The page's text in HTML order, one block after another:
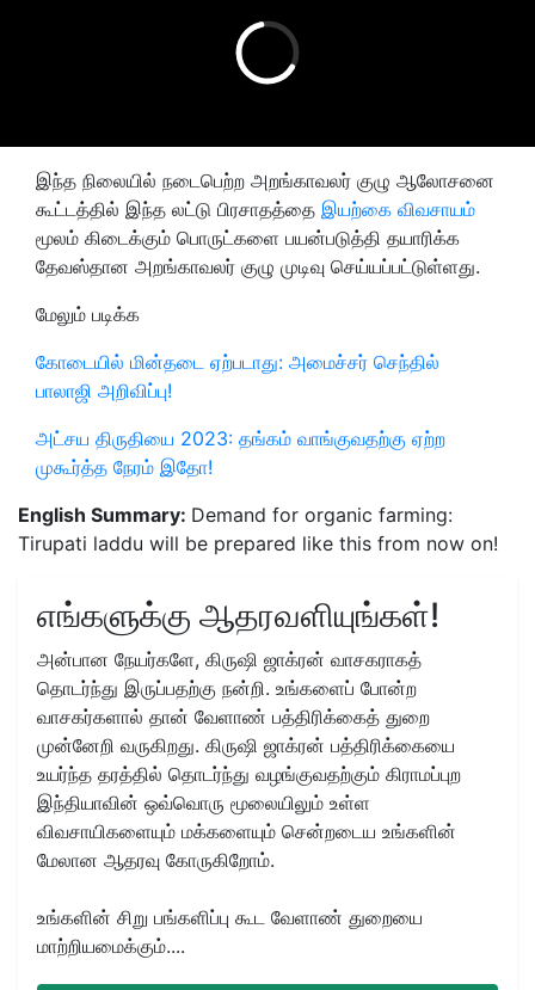
இந்த நிலையில் நடைபெற்ற அறங்காவலர் குழு ஆலோசனை
கூட்டத்தில் இந்த லட்டு பிரசாதத்தை இயற்கை விவசாயம்
மூலம் கிடைக்கும் பொருட்களை பயன்படுத்தி தயாரிக்க
தேவஸ்தான அறங்காவலர் குழு முடிவு செய்யப்பட்டுள்ளது.
மேலும் படிக்க
கோடையில் மின்தடை ஏற்படாது: அமைச்சர் செந்தில்
பாலாஜி அறிவிப்பு!
அட்சய திருதியை 2023: தங்கம் வாங்குவதற்கு ஏற்ற
முகூர்த்த நேரம் இதோ!
English Summary: Demand for organic farming:
Tirupati laddu will be prepared like this from now on!
எங்களுக்கு ஆதரவளியுங்கள்!
அன்பான நேயர்களே, கிருஷி ஜாக்ரன் வாசகராகத்
தொடர்ந்து இருப்பதற்கு நன்றி. உங்களைப் போன்ற
வாசகர்களால் தான் வேளாண் பத்திரிக்கைத் துறை
முன்னேறி வருகிறது. கிருஷி ஜாக்ரன் பத்திரிக்கையை
உயர்ந்த தரத்தில் தொடர்ந்து வழங்குவதற்கும் கிராமப்புற
இந்தியாவின் ஒவ்வொரு மூலையிலும் உள்ள
விவசாயிகளையும் மக்களையும் சென்றடைய உங்களின்
மேலான ஆதரவு கோருகிறோம்.
உங்களின் சிறு பங்களிப்பு கூட வேளாண் துறையை
மாற்றியமைக்கும்....